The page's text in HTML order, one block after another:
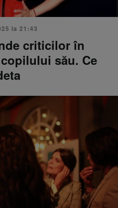
la 21:43
criticilor în
său. Ce